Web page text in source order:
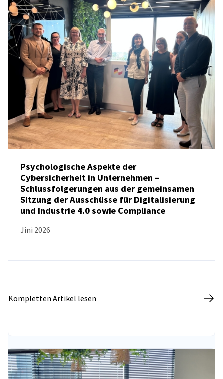
NEUIGKEITEN
Psychologische Aspekte der
Cybersicherheit in Unternehmen –
Schlussfolgerungen aus der gemeinsamen
Sitzung der Ausschüsse für Digitalisierung
und Industrie 4.0 sowie Compliance
Jini 2026
Kompletten Artikel lesen